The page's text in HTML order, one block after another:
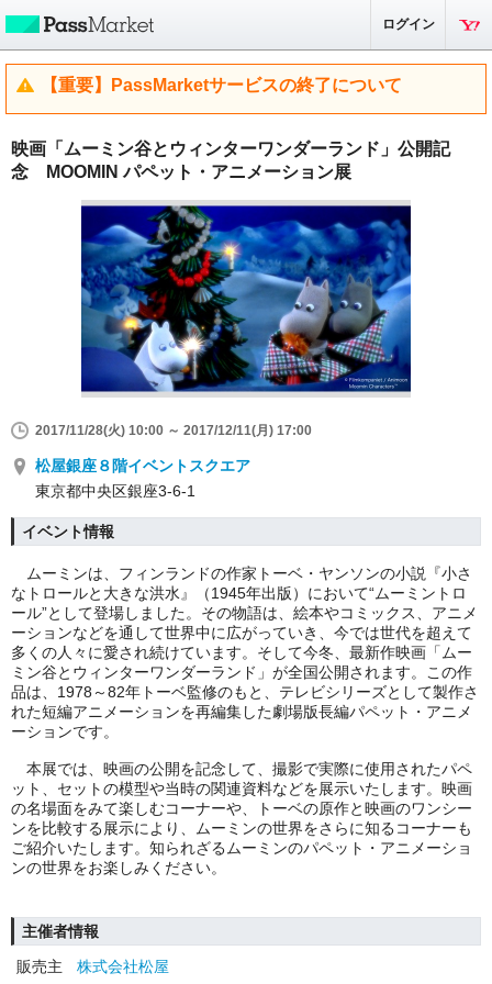
ログイン
【重要】PassMarketサービスの終了について
映画「ムーミン谷とウィンターワンダーランド」公開記
念 MOOMIN パペット・アニメーション展
2017/11/28(火) 10:00 ～ 2017/12/11(月) 17:00
松屋銀座８階イベントスクエア
東京都中央区銀座3-6-1
イベント情報
ムーミンは、フィンランドの作家トーベ・ヤンソンの小説『小さ
なトロールと大きな洪水』（1945年出版）において“ムーミントロ
ール”として登場しました。その物語は、絵本やコミックス、アニメ
ーションなどを通して世界中に広がっていき、今では世代を超えて
多くの人々に愛され続けています。そして今冬、最新作映画「ムー
ミン谷とウィンターワンダーランド」が全国公開されます。この作
品は、1978～82年トーベ監修のもと、テレビシリーズとして製作さ
れた短編アニメーションを再編集した劇場版長編パペット・アニメ
ーションです。
本展では、映画の公開を記念して、撮影で実際に使用されたパペ
ット、セットの模型や当時の関連資料などを展示いたします。映画
の名場面をみて楽しむコーナーや、トーベの原作と映画のワンシー
ンを比較する展示により、ムーミンの世界をさらに知るコーナーも
ご紹介いたします。知られざるムーミンのパペット・アニメーショ
ンの世界をお楽しみください。
主催者情報
販売主
株式会社松屋